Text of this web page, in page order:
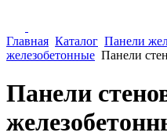
Главная Каталог Панели
железобетонные Панели
Панели